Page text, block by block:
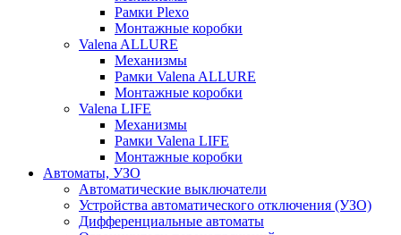
Рамки Plexo
Монтажные коробки
Valena ALLURE
Механизмы
Рамки Valena ALLURE
Монтажные коробки
Valena LIFE
Механизмы
Рамки Valena LIFE
Монтажные коробки
Автоматы, УЗО
Автоматические выключатели
Устройства автоматического отключения (УЗО)
Дифференциальные автоматы